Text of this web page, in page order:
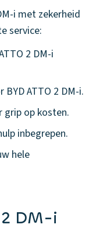
i met zekerheid
service:
2 DM-i
BYD ATTO 2 DM-i.
grip op kosten.
inbegrepen.
hele
2 DM-i